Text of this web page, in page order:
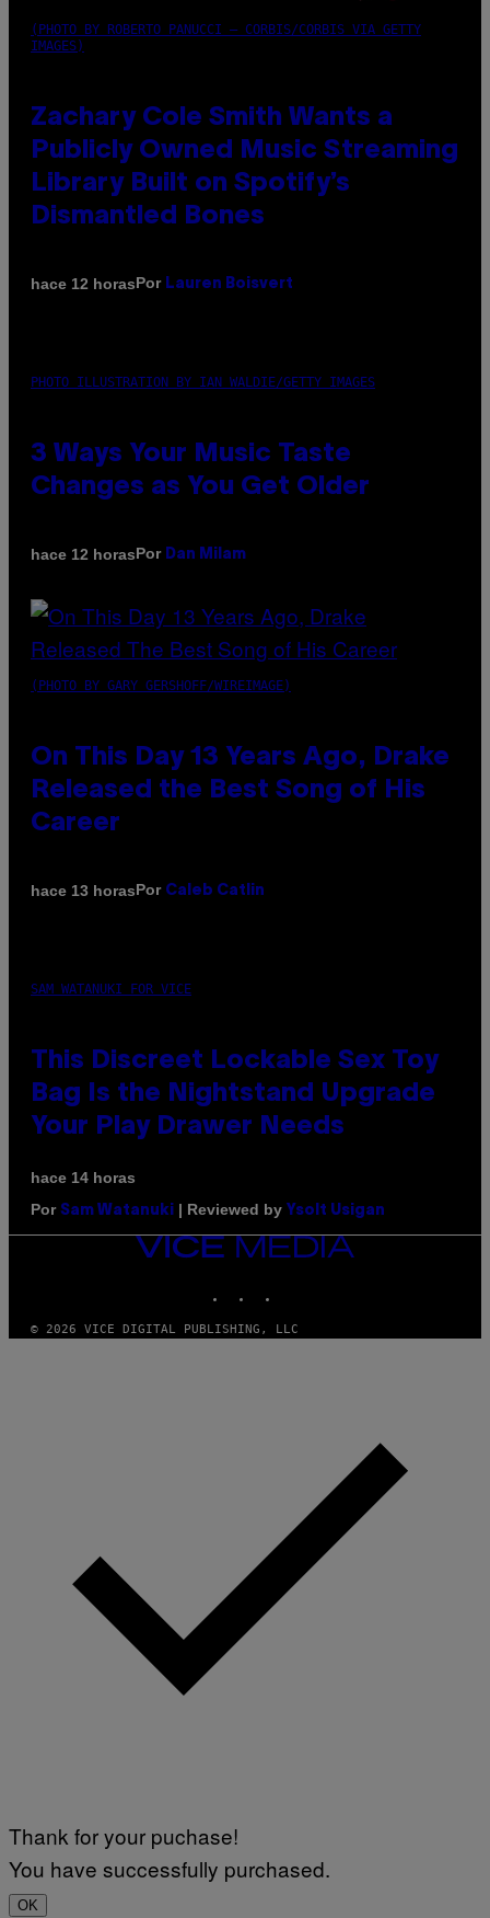
(PHOTO BY ROBERTO PANUCCI – CORBIS/CORBIS VIA GETTY
IMAGES)
Zachary Cole Smith Wants a
Publicly Owned Music Streaming
Library Built on Spotify’s
Dismantled Bones
hace 12 horasPor Lauren Boisvert
PHOTO ILLUSTRATION BY IAN WALDIE/GETTY IMAGES
3 Ways Your Music Taste
Changes as You Get Older
hace 12 horasPor Dan Milam
(PHOTO BY GARY GERSHOFF/WIREIMAGE)
On This Day 13 Years Ago, Drake
Released the Best Song of His
Career
hace 13 horasPor Caleb Catlin
SAM WATANUKI FOR VICE
This Discreet Lockable Sex Toy
Bag Is the Nightstand Upgrade
Your Play Drawer Needs
hace 14 horas
Por Sam Watanuki | Reviewed by Ysolt Usigan
VICE
© 2026 VICE DIGITAL PUBLISHING, LLC
Thank for your puchase!
You have successfully purchased.
OK